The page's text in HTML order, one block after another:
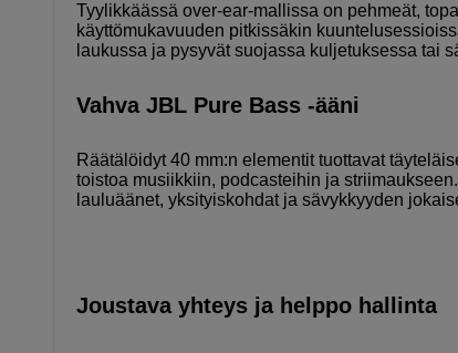
Tyylikkäässä over-ear-mallissa on pehmeät,
käyttömukavuuden pitkissäkin
laukussa ja pysyvät suojassa kuljetuksessa tai
Vahva JBL Pure Bass -ääni
Räätälöidyt 40 mm:n elementit tuottavat
toistoa musiikkiin, podcasteihin ja
lauluäänet, yksityiskohdat ja sävykkyyden
Joustava yhteys ja helppo hallinta